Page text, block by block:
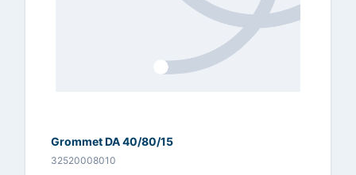
Grommet DA 40/80/15
32520008010